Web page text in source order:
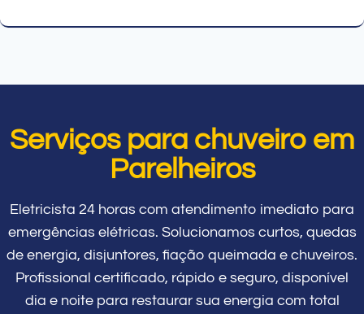
Serviços para chuveiro em
Parelheiros
Eletricista 24 horas com atendimento imediato para
emergências elétricas. Solucionamos curtos, quedas
de energia, disjuntores, fiação queimada e chuveiros.
Profissional certificado, rápido e seguro, disponível
dia e noite para restaurar sua energia com total